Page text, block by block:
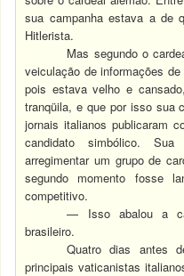
sua campanha estava a de
Hitlerista.
Mas segundo o
veiculação de informações
pois estava velho e
tranqüila, e que por isso sua
jornais italianos publicaram
candidato simbólico.
arregimentar um grupo de
segundo momento fosse
competitivo.
— Isso abalou a
brasileiro.
Quatro dias antes
principais vaticanistas